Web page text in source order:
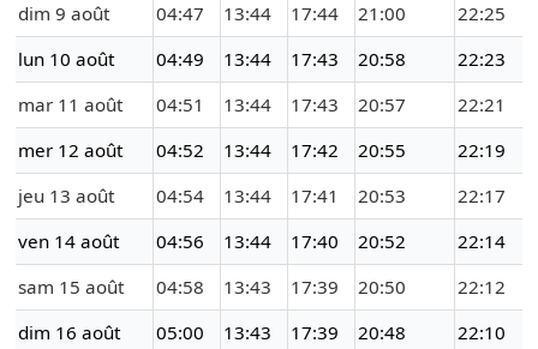
dim 9 août
04:47 13:44 17:44 21:00
22:25
lun 10 août
04:49 13:44 17:43 20:58
22:23
mar 11 août
04:51 13:44 17:43 20:57
22:21
mer 12 août
04:52 13:44 17:42 20:55
22:19
jeu 13 août
04:54 13:44 17:41 20:53
22:17
ven 14 août
04:56 13:44 17:40 20:52
22:14
sam 15 août
04:58 13:43 17:39 20:50
22:12
dim 16 août
05:00 13:43 17:39 20:48
22:10